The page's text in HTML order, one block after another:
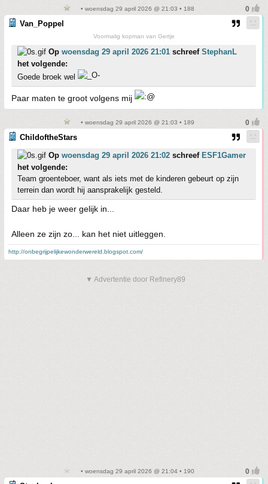
• woensdag 29 april 2026 @ 21:03 • 188
Van_Poppel
Voormalig kopman van Gertje
Op woensdag 29 april 2026 21:01 schreef StephanL
het volgende:
Goede broek wel
Paar maten te groot volgens mij
• woensdag 29 april 2026 @ 21:03 • 189
ChildoftheStars
Op woensdag 29 april 2026 21:02 schreef ESF1Gamer
het volgende:
Team groenteboer, want als iets met de kinderen gebeurt op zijn
terrein dan wordt hij aansprakelijk gesteld.
Daar heb je weer gelijk in...
Alleen ze zijn zo... kan het niet uitleggen.
http://onbegrijpelijkewonderwereld.blogspot.com/
▼ Advertentie door Refinery89
• woensdag 29 april 2026 @ 21:04 • 190